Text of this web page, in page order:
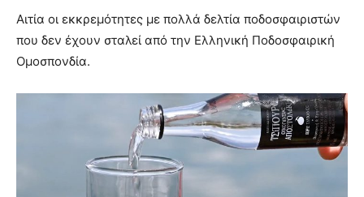
Αιτία οι εκκρεμότητες με πολλά δελτία ποδοσφαιριστών
που δεν έχουν σταλεί από την Ελληνική Ποδοσφαιρική
Ομοσπονδία.